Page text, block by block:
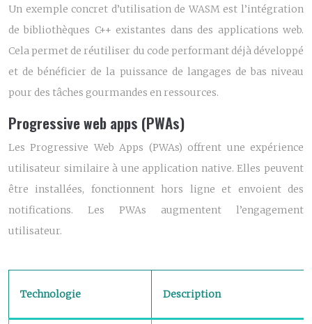
Un exemple concret d’utilisation de WASM est l’intégration
de bibliothèques C++ existantes dans des applications web.
Cela permet de réutiliser du code performant déjà développé
et de bénéficier de la puissance de langages de bas niveau
pour des tâches gourmandes en ressources.
Progressive web apps (PWAs)
Les Progressive Web Apps (PWAs) offrent une expérience
utilisateur similaire à une application native. Elles peuvent
être installées, fonctionnent hors ligne et envoient des
notifications. Les PWAs augmentent l’engagement
utilisateur.
Technologie Description